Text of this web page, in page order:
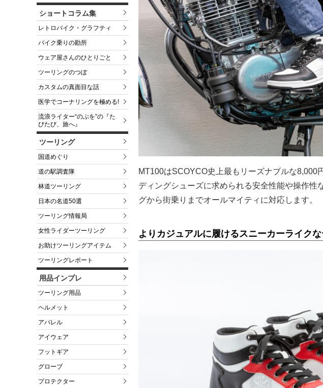
ショートコラム集
レトロバイク・グラフティ
バイク乗りの勘所
ウェア屋さんのひとりごと
ツーリングのつぼ
カスタムの真面目な話
医学でコーナリングを極める!
流浪ライター“のぶを”の『た
びたび、旅へ』
ツーリング
国道めぐり
道の駅調査隊
林道ツーリング
日本の名道50選
ツーリング情報局
女性ライダーツーリング
お助けツーリングアイテム
ツーリングレポート
用品インプレ
ツーリング用品
ヘルメット
アパレル
アイウェア
フットギア
グローブ
プロテクター
MT100はSCOYCO史上最もリーズナブルな8,000
ディングシューズに求められる安全性能や操作性
グから街乗りまでオールマイティに対応します。
よりカジュアルに履けるスニーカーライク